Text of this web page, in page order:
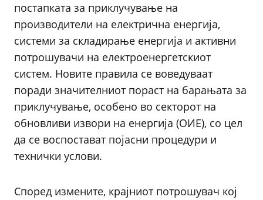
постапката за приклучување на
производители на електрична енергија,
системи за складирање енергија и активни
потрошувачи на електроенергетскиот
систем. Новите правила се воведуваат
поради значителниот пораст на барањата за
приклучување, особено во секторот на
обновливи извори на енергија (ОИЕ), со цел
да се воспостават појасни процедури и
технички услови.
Според измените, крајниот потрошувач кој